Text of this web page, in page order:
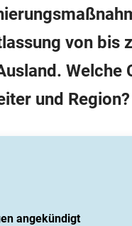
von bis
Welche
und Region?
angekündigt